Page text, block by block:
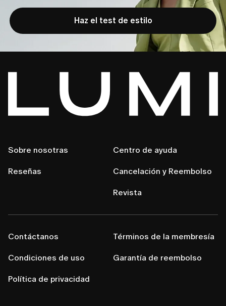
Haz el test de estilo
Sobre nosotras
Reseñas
Centro de ayuda
Cancelación y Reembolso
Revista
Contáctanos
Condiciones de uso
Política de privacidad
Términos de la membresía
Garantía de reembolso